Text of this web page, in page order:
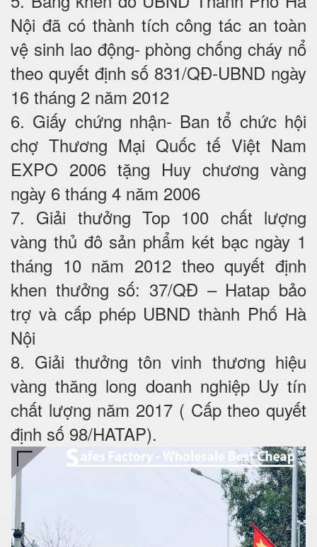
Nội đã có thành tích công tác an toàn
vệ sinh lao động- phòng chống cháy nổ
theo quyết định số 831/QĐ-UBND ngày
16 tháng 2 năm 2012
6. Giấy chứng nhận- Ban tổ chức hội
chợ Thương Mại Quốc tế Việt Nam
EXPO 2006 tặng Huy chương vàng
ngày 6 tháng 4 năm 2006
7. Giải thưởng Top 100 chất lượng
vàng thủ đô sản phẩm két bạc ngày 1
tháng 10 năm 2012 theo quyết định
khen thưởng số: 37/QĐ – Hatap bảo
trợ và cấp phép UBND thành Phố Hà
Nội
8. Giải thưởng tôn vinh thương hiệu
vàng thăng long doanh nghiệp Uy tín
chất lượng năm 2017 ( Cấp theo quyết
định số 98/HATAP).